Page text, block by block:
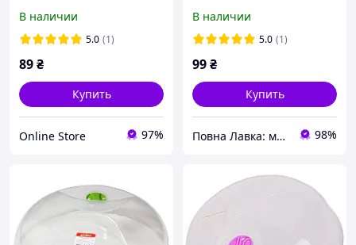
В наличии
5.0 (1)
89₴
Купить
Online Store 97%
В наличии
5.0 (1)
99₴
Купить
Повна Лавка: модно и комфортно по доступной цене 98%